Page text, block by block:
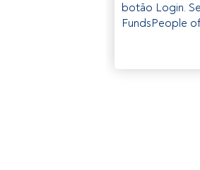
botão Login.
FundsPeople